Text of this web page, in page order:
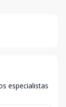
especialistas